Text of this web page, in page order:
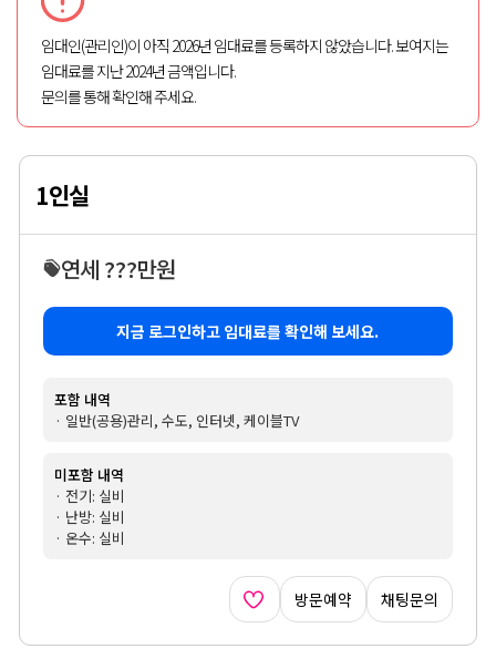
임대인(관리인)이 아직 2026년 임대료를 등록하지 않았습니다. 보여지는
임대료를 지난 2024년 금액입니다.
문의를 통해 확인해 주세요.
1인실
연세 ???만원
지금 로그인하고 임대료를 확인해 보세요.
포함 내역
· 일반(공용)관리, 수도, 인터넷, 케이블TV
미포함 내역
· 전기: 실비
· 난방: 실비
· 온수: 실비
방문예약 채팅문의